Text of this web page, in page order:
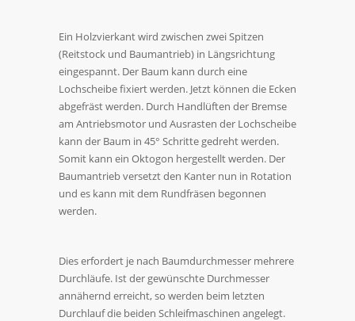
Ein Holzvierkant wird zwischen zwei Spitzen
(Reitstock und Baumantrieb) in Längsrichtung
eingespannt. Der Baum kann durch eine
Lochscheibe fixiert werden. Jetzt können die Ecken
abgefräst werden. Durch Handlüften der Bremse
am Antriebsmotor und Ausrasten der Lochscheibe
kann der Baum in 45° Schritte gedreht werden.
Somit kann ein Oktogon hergestellt werden. Der
Baumantrieb versetzt den Kanter nun in Rotation
und es kann mit dem Rundfräsen begonnen
werden.
Dies erfordert je nach Baumdurchmesser mehrere
Durchläufe. Ist der gewünschte Durchmesser
annähernd erreicht, so werden beim letzten
Durchlauf die beiden Schleifmaschinen angelegt.